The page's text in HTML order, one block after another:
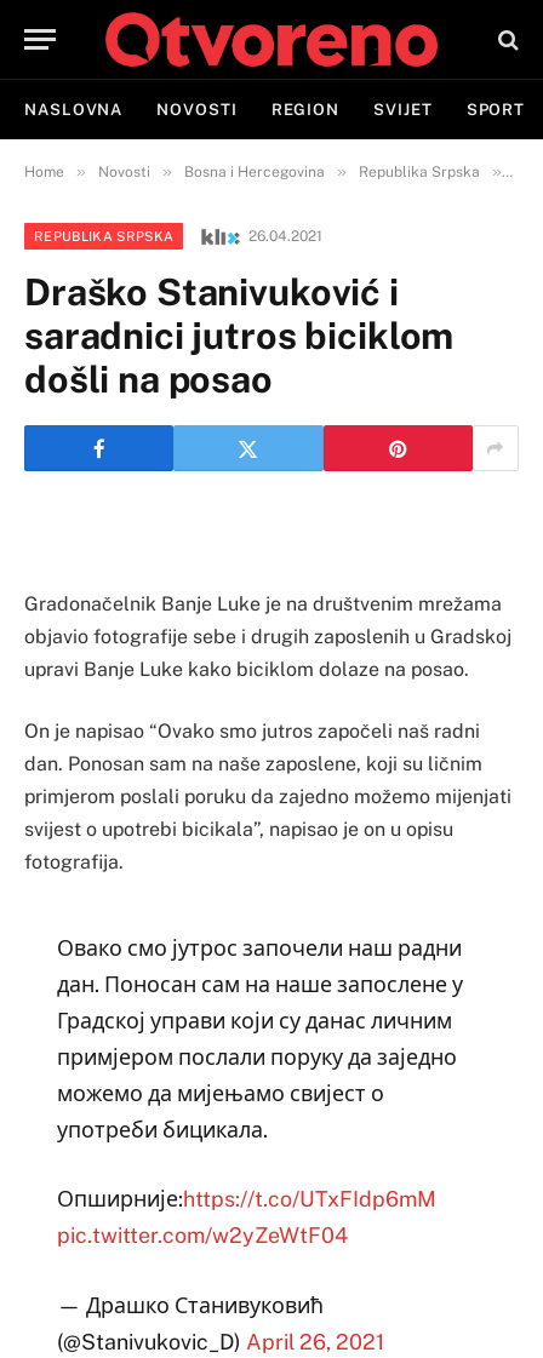
NASLOVNA NOVOSTI REGION SVIJET SPORT
Home » Novosti » Bosna i Hercegovina » Republika Srpska »
REPUBLIKA SRPSKA 26.04.2021
Draško Stanivuković i
saradnici jutros biciklom
došli na posao
Gradonačelnik Banje Luke je na društvenim mrežama
objavio fotografije sebe i drugih zaposlenih u Gradskoj
upravi Banje Luke kako biciklom dolaze na posao.
On je napisao “Ovako smo jutros započeli naš radni
dan. Ponosan sam na naše zaposlene, koji su ličnim
primjerom poslali poruku da zajedno možemo mijenjati
svijest o upotrebi bicikala”, napisao je on u opisu
fotografija.
Овако смо јутрос започели наш радни
дан. Поносан сам на наше запослене у
Градској управи који су данас личним
примјером послали поруку да заједно
можемо да мијењамо свијест о
употреби бицикала.
Опширније:https://t.co/UTxFIdp6mM
pic.twitter.com/w2yZeWtF04
— Драшко Станивуковић
(@Stanivukovic_D) April 26, 2021